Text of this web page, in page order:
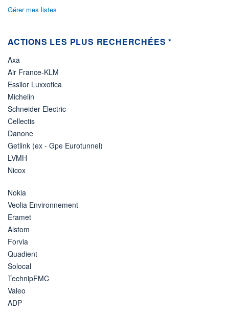
Gérer mes listes
ACTIONS LES PLUS RECHERCHÉES *
Axa
Air France-KLM
Essilor Luxxotica
Michelin
Schneider Electric
Cellectis
Danone
Getlink (ex - Gpe Eurotunnel)
LVMH
Nicox
Nokia
Veolia Environnement
Eramet
Alstom
Forvia
Quadient
Solocal
TechnipFMC
Valeo
ADP